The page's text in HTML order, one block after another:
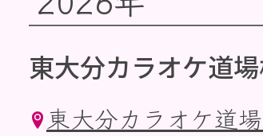
東大分カラオケ道
東大分カラオケ道